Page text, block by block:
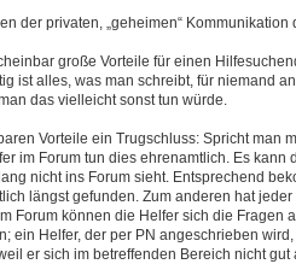
der privaten, „geheimen“ Kommunikation
große Vorteile für einen
ist alles, was man schreibt, für niemand
das vielleicht sonst tun würde.
Vorteile ein Trugschluss: Spricht man
im Forum tun dies ehrenamtlich. Es
nicht ins Forum sieht. Entsprechend
längst gefunden. Zum anderen hat
Forum können die Helfer sich die
ein Helfer, der per PN angeschrieben
er sich im betreffenden Bereich nicht gut